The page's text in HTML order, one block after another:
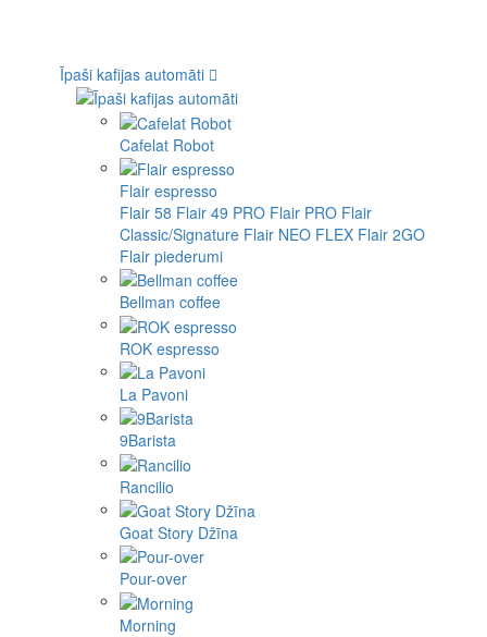
Īpaši kafijas automāti
Cafelat Robot
Flair espresso
Flair 58 Flair 49 PRO Flair PRO Flair
Classic/Signature Flair NEO FLEX Flair 2GO
Flair piederumi
Bellman coffee
ROK espresso
La Pavoni
9Barista
Rancilio
Goat Story Džīna
Pour-over
Morning